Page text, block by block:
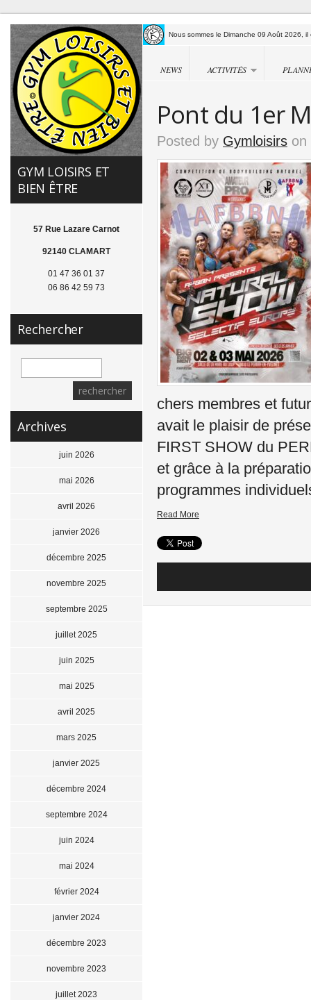
Nous sommes le Dimanche 09 Août 2026,
NEWS ACTIVITÉS
Pont du 1er
Posted by Gymloisirs on
chers membres et
avait le plaisir de
FIRST SHOW du
et grâce à la
programmes
Read More
GYM LOISIRS ET
BIEN ÊTRE
57 Rue Lazare Carnot
92140 CLAMART
01 47 36 01 37
06 86 42 59 73
Rechercher
Archives
juin 2026
mai 2026
avril 2026
janvier 2026
décembre 2025
novembre 2025
septembre 2025
juillet 2025
juin 2025
mai 2025
avril 2025
mars 2025
janvier 2025
décembre 2024
septembre 2024
juin 2024
mai 2024
février 2024
janvier 2024
décembre 2023
novembre 2023
juillet 2023